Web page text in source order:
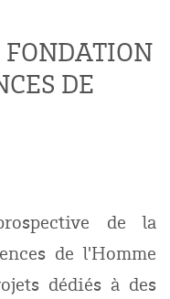
FONDATION
DE
de la
de l'Homme
dédiés à des